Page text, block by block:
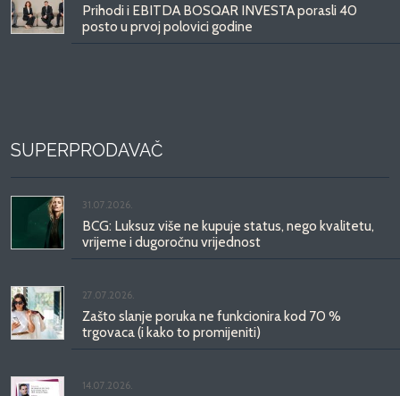
Prihodi i EBITDA BOSQAR INVESTA porasli 40
posto u prvoj polovici godine
SUPERPRODAVAČ
31.07.2026.
BCG: Luksuz više ne kupuje status, nego kvalitetu,
vrijeme i dugoročnu vrijednost
27.07.2026.
Zašto slanje poruka ne funkcionira kod 70 %
trgovaca (i kako to promijeniti)
14.07.2026.